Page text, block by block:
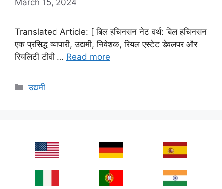
March 15, 2024
Translated Article: [ बिल हचिनसन नेट वर्थ: बिल हचिनसन
एक प्रसिद्ध व्यापारी, उद्यमी, निवेशक, रियल एस्टेट डेवलपर और
रियलिटी टीवी … Read more
Categories
उद्यमी